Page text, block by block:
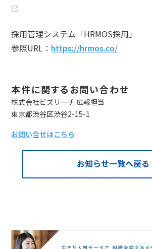
採用管理システム「HRMOS採用」
参照URL： https://hrmos.co/
本件に関するお問い合わせ
株式会社ビズリーチ 広報担当
東京都渋谷区渋谷2-15-1
お問い合せはこちら
お知らせ一覧へ戻る